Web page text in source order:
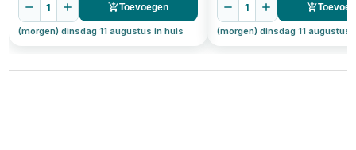
1 Toevoegen
(morgen) dinsdag 11 augustus in huis
1
(morgen) dinsdag 11 augustus